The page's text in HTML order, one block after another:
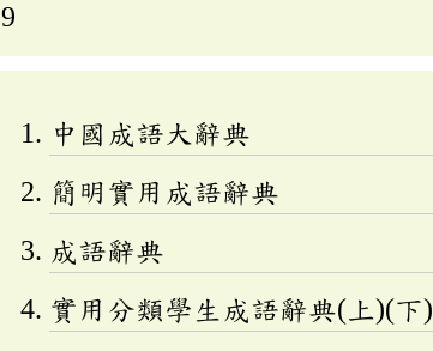
9
中國成語大辭典
簡明實用成語辭典
成語辭典
實用分類學生成語辭典(上)(下)